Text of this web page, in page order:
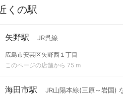
くの駅
矢野駅 JR呉線
広島市安芸区矢野西１丁目
このページの店舗から 75 m
海田市駅 JR山陽本線(三原～岩国)